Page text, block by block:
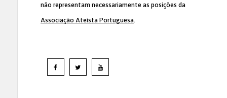
não representam necessariamente as posições da
Associação Ateísta Portuguesa.